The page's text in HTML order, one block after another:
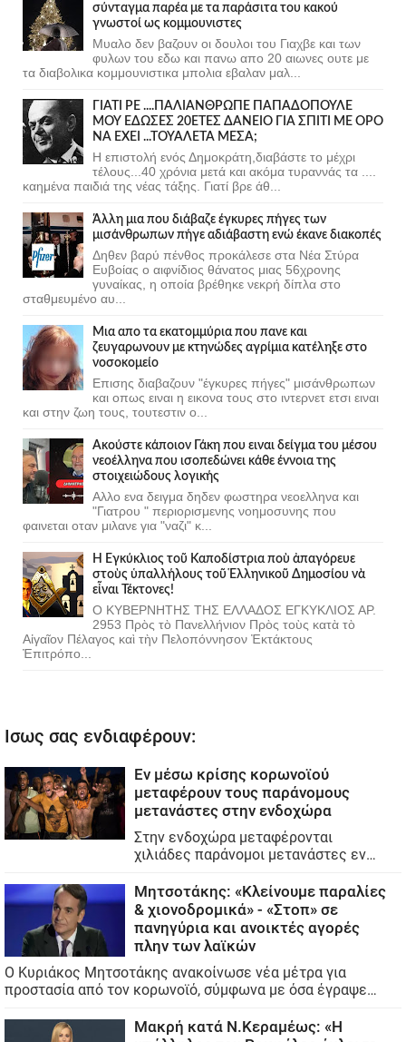
σύνταγμα παρέα με τα παράσιτα του κακού
γνωστοί ως κομμουνιστες
Μυαλο δεν βαζουν οι δουλοι του Γιαχβε και των
φυλων του εδω και πανω απο 20 αιωνες ουτε με
τα διαβολικα κομμουνιστικα μπολια εβαλαν μαλ...
ΓΙΑΤΙ ΡΕ ....ΠΑΛΙΑΝΘΡΩΠΕ ΠΑΠΑΔΟΠΟΥΛΕ
ΜΟΥ ΕΔΩΣΕΣ 20ΕΤΕΣ ΔΑΝΕΙΟ ΓΙΑ ΣΠΙΤΙ ΜΕ ΟΡΟ
ΝΑ ΕΧΕΙ ...ΤΟΥΑΛΕΤΑ ΜΕΣΑ;
Η επιστολή ενός Δημοκράτη,διαβάστε το μέχρι
τέλους...40 χρόνια μετά και ακόμα τυραννάς τα ....
καημένα παιδιά της νέας τάξης. Γιατί βρε άθ...
Άλλη μια που διάβαζε έγκυρες πήγες των
μισάνθρωπων πήγε αδιάβαστη ενώ έκανε διακοπές
Δηθεν βαρύ πένθος προκάλεσε στα Νέα Στύρα
Ευβοίας ο αιφνίδιος θάνατος μιας 56χρονης
γυναίκας, η οποία βρέθηκε νεκρή δίπλα στο
σταθμευμένο αυ...
Μια απο τα εκατομμύρια που πανε και
ζευγαρωνουν με κτηνώδες αγρίμια κατέληξε στο
νοσοκομείο
Επισης διαβαζουν "έγκυρες πήγες" μισάνθρωπων
και οπως ειναι η εικονα τους στο ιντερνετ ετσι ειναι
και στην ζωη τους, τουτεστιν ο...
Ακούστε κάποιον Γάκη που ειναι δείγμα του μέσου
νεοέλληνα που ισοπεδώνει κάθε έννοια της
στοιχειώδους λογικής
Αλλο ενα δειγμα δηδεν φωστηρα νεοελληνα και
"Γιατρου " περιορισμενης νοημοσυνης που
φαινεται οταν μιλανε για "ναζι" κ...
Ἡ Ἐγκύκλιος τοῦ Καποδίστρια ποὺ ἀπαγόρευε
στοὺς ὑπαλλήλους τοῦ Ἑλληνικοῦ Δημοσίου νὰ
εἶναι Τέκτονες!
Ο ΚΥΒΕΡΝΗΤΗΣ ΤΗΣ ΕΛΛΑΔΟΣ ΕΓΚΥΚΛΙΟΣ ΑΡ.
2953 Πρὸς τὸ Πανελλήνιον Πρὸς τοὺς κατὰ τὸ
Αἰγαῖον Πέλαγος καὶ τὴν Πελοπόννησον Ἐκτάκτους
Ἐπιτρόπο...